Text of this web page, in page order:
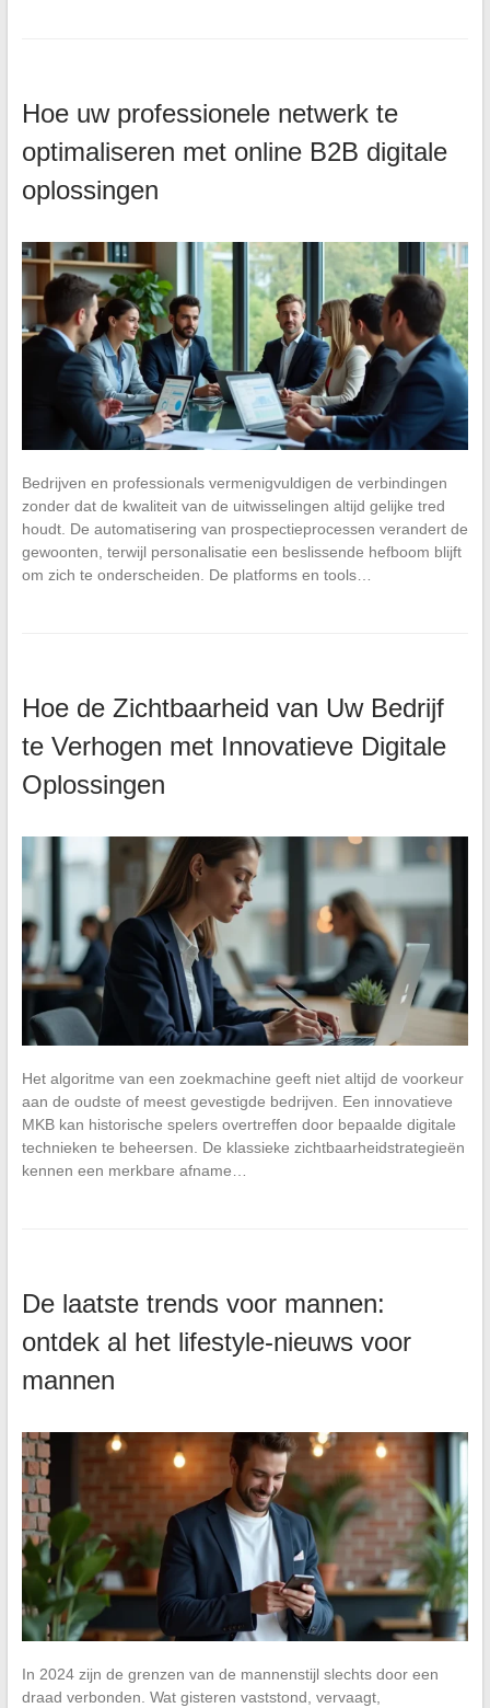
Hoe uw professionele netwerk te
optimaliseren met online B2B digitale
oplossingen
Bedrijven en professionals vermenigvuldigen de verbindingen
zonder dat de kwaliteit van de uitwisselingen altijd gelijke tred
houdt. De automatisering van prospectieprocessen verandert de
gewoonten, terwijl personalisatie een beslissende hefboom blijft
om zich te onderscheiden. De platforms en tools…
Hoe de Zichtbaarheid van Uw Bedrijf
te Verhogen met Innovatieve Digitale
Oplossingen
Het algoritme van een zoekmachine geeft niet altijd de voorkeur
aan de oudste of meest gevestigde bedrijven. Een innovatieve
MKB kan historische spelers overtreffen door bepaalde digitale
technieken te beheersen. De klassieke zichtbaarheidstrategieën
kennen een merkbare afname…
De laatste trends voor mannen:
ontdek al het lifestyle-nieuws voor
mannen
In 2024 zijn de grenzen van de mannenstijl slechts door een
draad verbonden. Wat gisteren vaststond, vervaagt,